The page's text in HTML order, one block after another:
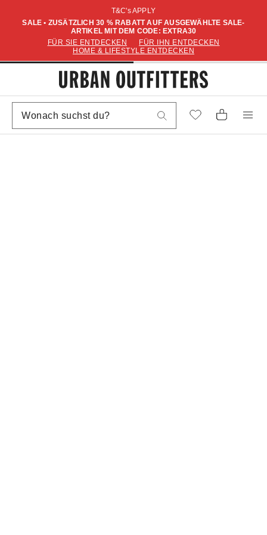
T&C's APPLY
SALE • ZUSÄTZLICH 30 % RABATT AUF AUSGEWÄHLTE SALE-
ARTIKEL MIT DEM CODE: EXTRA30
FÜR SIE ENTDECKEN
FÜR IHN ENTDECKEN
HOME & LIFESTYLE ENTDECKEN